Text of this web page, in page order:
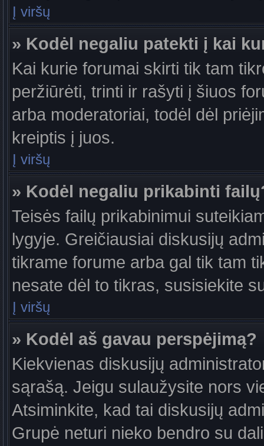
Į viršų
» Kodėl negaliu patekti į kai
Kai kurie forumai skirti tik tam
peržiūrėti, trinti ir rašyti į šiuos
arba moderatoriai, todėl dėl
kreiptis į juos.
Į viršų
» Kodėl negaliu prikabinti
Teisės failų prikabinimui
lygyje. Greičiausiai diskusijų
tikrame forume arba gal tik tam
nesate dėl to tikras, susisiekite
Į viršų
» Kodėl aš gavau perspėjimą?
Kiekvienas diskusijų
sąrašą. Jeigu sulaužysite nors
Atsiminkite, kad tai diskusijų
Grupė neturi nieko bendro su